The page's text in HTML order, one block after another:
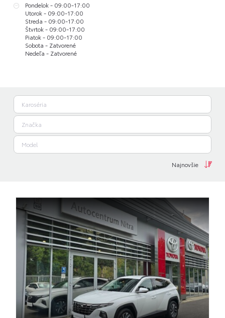
Pondelok - 09:00-17:00
Utorok - 09:00-17:00
Streda - 09:00-17:00
Štvrtok - 09:00-17:00
Piatok - 09:00-17:00
Sobota - Zatvorené
Nedeľa - Zatvorené
Najnovšie